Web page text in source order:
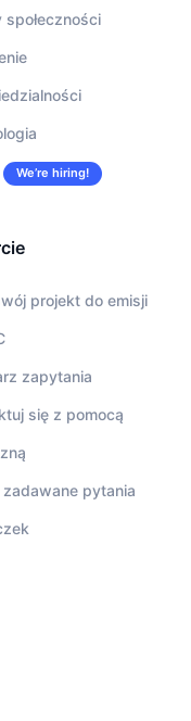
społeczności
We’re hiring!
projekt do emisji
zapytania
się z pomocą
pytania